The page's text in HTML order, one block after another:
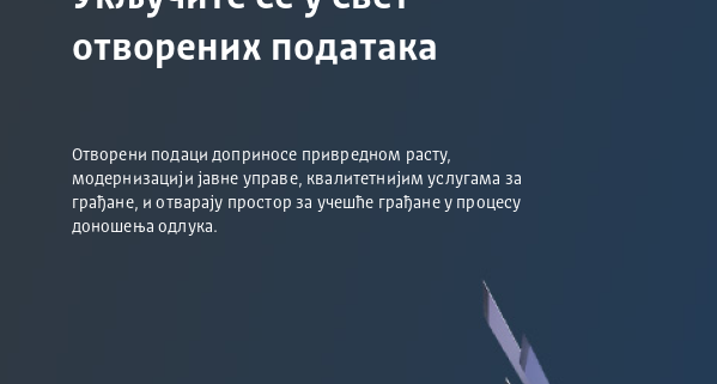
отворених података
Отворени подаци доприносе привредном расту,
модернизацији јавне управе, квалитетнијим услугама за
грађане, и отварају простор за учешће грађане у процесу
доношења одлука.